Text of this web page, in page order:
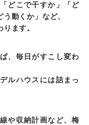
どこで干すか」「ど
動くか」など、
ます。
、毎日がすこし変わ
ルハウスには詰まっ
や収納計画など、梅